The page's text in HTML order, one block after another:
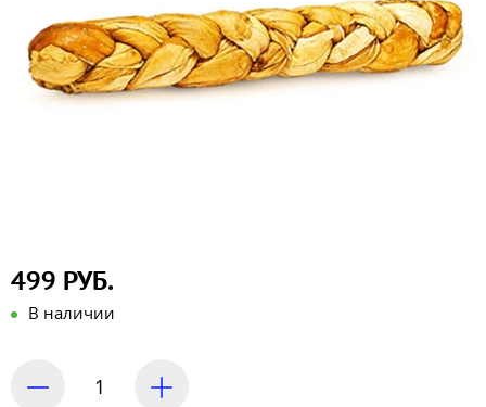
499 РУБ.
В наличии